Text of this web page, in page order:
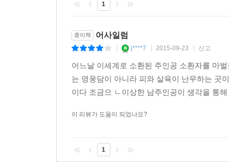
1
종이책 어사일럼
j****7 2015-09-23 신고
어느날 이세계로 소환된 주인공 소환자를 마
는 영웅담이 아니라 피와 살육이 난무하는 곳
이다 조금으 ㄴ이상한 남주인공이 생각을 통
이 리뷰가 도움이 되었나요?
1